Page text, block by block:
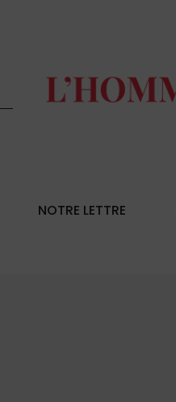
NOTRE LETTRE